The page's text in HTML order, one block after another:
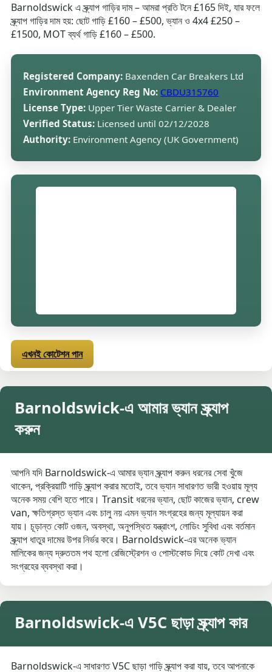
Barnoldswick এ স্ক্র্যাপ গাড়ির দাম – আমরা প্রতি টনে £165 দিই, যার ফলে
স্ক্র্যাপ গাড়ির দাম হয়: ছোট গাড়ি £160 – £500, ভ্যান ও 4x4 £250 –
£1500, MOT ব্যর্থ গাড়ি £160 – £500.
Registered Company: Baxenden Car Breakers Ltd
Environment Agency Reg No: CBDU315760
License Type: Upper Tier Waste Carrier & Dealer
Verified Status: Licensed until 02/12/2028
Authority: Environment Agency (UK Government)
এখনই কোটেশন পান
Barnoldswick-এ আমার ভ্যান স্ক্র্যাপ
করুন
আপনি যদি Barnoldswick-এ আমার ভ্যান স্ক্র্যাপ করুন ধরনের সেবা খুঁজে
থাকেন, প্রক্রিয়াটি গাড়ি স্ক্র্যাপ করার মতোই, তবে ভ্যান সাধারণত ভারী হওয়ায় মূল্য
অনেক সময় বেশি হতে পারে। Transit ধরনের ভ্যান, ছোট কাজের ভ্যান, crew
van, ক্ষতিগ্রস্ত ভ্যান এবং চালু নয় এমন ভ্যান সংগ্রহের জন্য মূল্যায়ন করা
যায়। চূড়ান্ত কোট ওজন, অবস্থা, অনুপস্থিত যন্ত্রাংশ, লোডিং সুবিধা এবং বর্তমান
স্ক্র্যাপ ধাতুর দামের উপর নির্ভর করে। Barnoldswick-এর অনেক ভ্যান
মালিকের জন্য দ্রুততম পথ হলো রেজিস্ট্রেশন ও পোস্টকোড দিয়ে কোট দেখা এবং
সংগ্রহের ব্যবস্থা করা।
Barnoldswick-এ V5C ছাড়া স্ক্র্যাপ কার
Barnoldswick-এ সাধারণত V5C ছাড়া গাড়ি স্ক্র্যাপ করা যায়, তবে আপনাকে